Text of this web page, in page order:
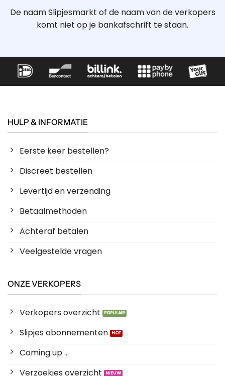
De naam Slipjesmarkt of de naam van de verkopers
komt niet op je bankafschrift te staan.
HULP & INFORMATIE
Eerste keer bestellen?
Discreet bestellen
Levertijd en verzending
Betaalmethoden
Achteraf betalen
Veelgestelde vragen
ONZE VERKOPERS
Verkopers overzicht
Slipjes abonnementen
Coming up ...
Verzoekjes overzicht